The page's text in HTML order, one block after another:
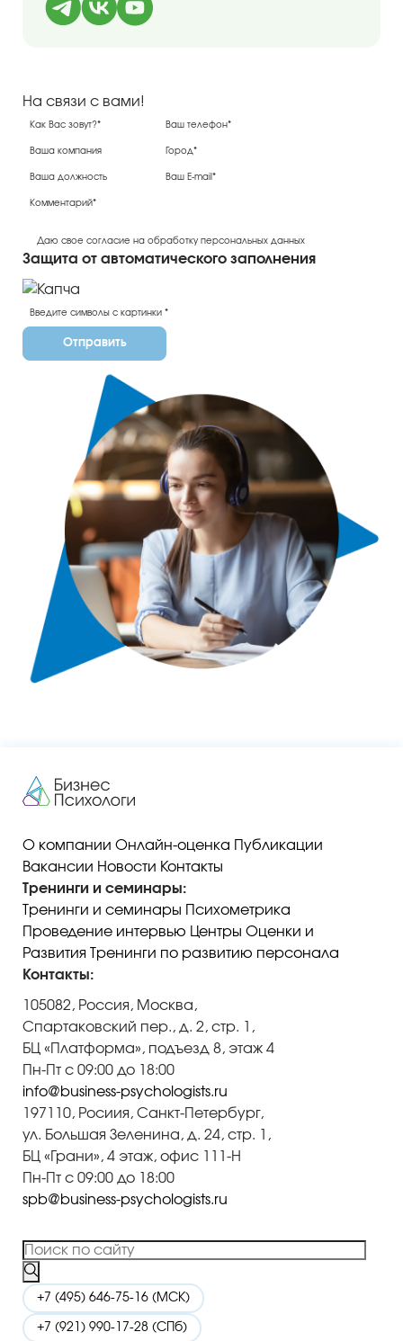
На связи с вами!
Даю свое согласие на обработку персональных данных
Защита от автоматического заполнения
Отправить
О компании Онлайн-оценка Публикации
Вакансии Новости Контакты
Тренинги и семинары:
Тренинги и семинары Психометрика
Проведение интервью Центры Оценки и
Развития Тренинги по развитию персонала
Контакты:
105082, Россия, Москва,
Спартаковский пер., д. 2, стр. 1,
БЦ «Платформа», подъезд 8, этаж 4
Пн-Пт с 09:00 до 18:00
info@business-psychologists.ru
197110, Росиия, Санкт-Петербург,
ул. Большая Зеленина, д. 24, стр. 1,
БЦ «Грани», 4 этаж, офис 111-Н
Пн-Пт с 09:00 до 18:00
spb@business-psychologists.ru
+7 (495) 646-75-16 (МСК)
+7 (921) 990-17-28 (СПб)